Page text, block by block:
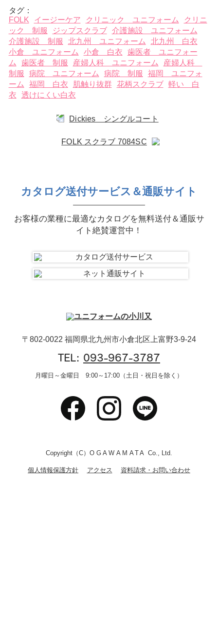
タグ：
FOLK
イージーケア クリニック ユニフォーム
クリニ
ック 制服
ジップスクラブ 介護施設 ユニフォーム
介護施設 制服
北九州 ユニフォーム
北九州 白衣
小倉 ユニフォーム
小倉 白衣
歯医者 ユニフォー
ム
歯医者 制服 産婦人科 ユニフォーム
産婦人科
制服
病院 ユニフォーム 病院 制服
福岡 ユニフォ
ーム
福岡 白衣 肌触り抜群 花柄スクラブ 軽い 白
衣
透けにくい白衣
Dickies シングルコート
FOLK スクラブ 7084SC
カタログ送付サービス＆通販サイト
お客様の業種に最適なカタログを無料送付＆通販サ
イト絶賛運営中！
〒802-0022 福岡県北九州市小倉北区上富野3-9-24
TEL: 093-967-3787
月曜日～金曜日 9:00～17:00（土日・祝日を除く）
Copyright（C）OGAWAMATA Co., Ltd.
個人情報保護方針 アクセス 資料請求・お問い合わせ